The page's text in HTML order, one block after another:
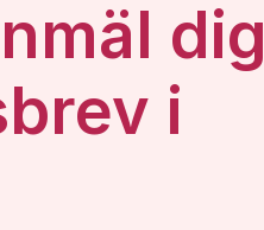
dig
i